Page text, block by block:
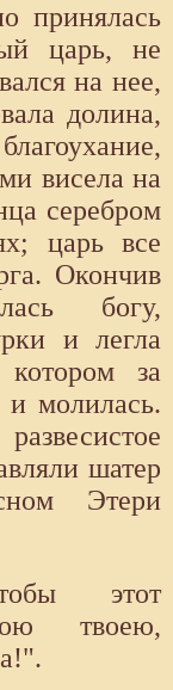
принялась
царь, не
на нее,
долина,
висела на
серебром
царь все
Окончив
богу,
и легла
за
и молилась.
шатер
Этери
этот
твоею,